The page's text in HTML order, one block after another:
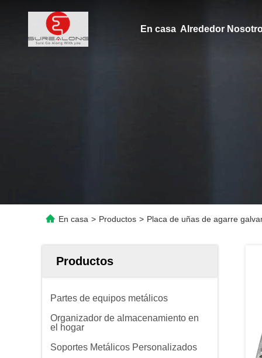
En casa Alrededor
En casa > Productos > Placa de uñas de agarre
Productos
Partes de equipos metálicos
Organizador de almacenamiento en
el hogar
Soportes Metálicos Personalizados